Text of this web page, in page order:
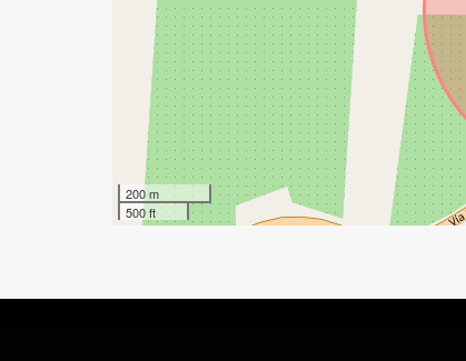
200 m
500 ft